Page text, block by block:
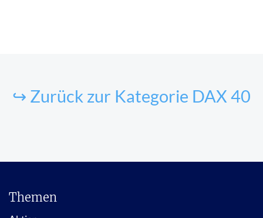
↪ Zurück zur Kategorie DAX 40
Themen